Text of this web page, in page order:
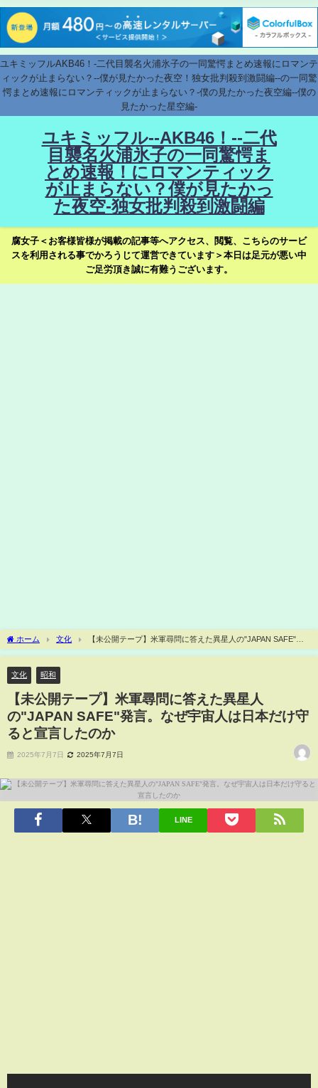
ユキミッフルAKB46！-二代目襲名火浦氷子の一同驚愕まとめ速報にロマンテ
ィックが止まらない？--僕が見たかった夜空！独女批判殺到激闘編--の一同驚
愕まとめ速報にロマンティックが止まらない？-僕の見たかった夜空編--僕の
見たかった星空編-
ユキミッフル--AKB46！--二代
目襲名火浦氷子の一同驚愕ま
とめ速報！にロマンティック
が止まらない？僕が見たかっ
た夜空-独女批判殺到激闘編
腐女子＜お客様皆様が掲載の記事等へアクセス、閲覧、こちらのサービ
スを利用される事でかろうじて運営できています＞本日は足元が悪い中
ご足労頂き誠に有難うございます。
ホーム 文化
【未公開テープ】米軍尋問に答えた異星人の"JAPAN SAFE"発
言。なぜ宇宙人は日本だけ守ると宣言したのか
文化 昭和
【未公開テープ】米軍尋問に答えた異星人
の"JAPAN SAFE"発言。なぜ宇宙人は日本だけ守
ると宣言したのか
2025年7月7日 2025年7月7日
LINE